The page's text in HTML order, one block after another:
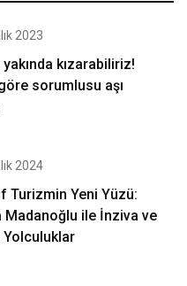
2023
kızarabiliriz!
sorumlusu aşı
2024
Turizmin Yeni Yüzü:
Madanoğlu ile İnziva ve
Yolculuklar